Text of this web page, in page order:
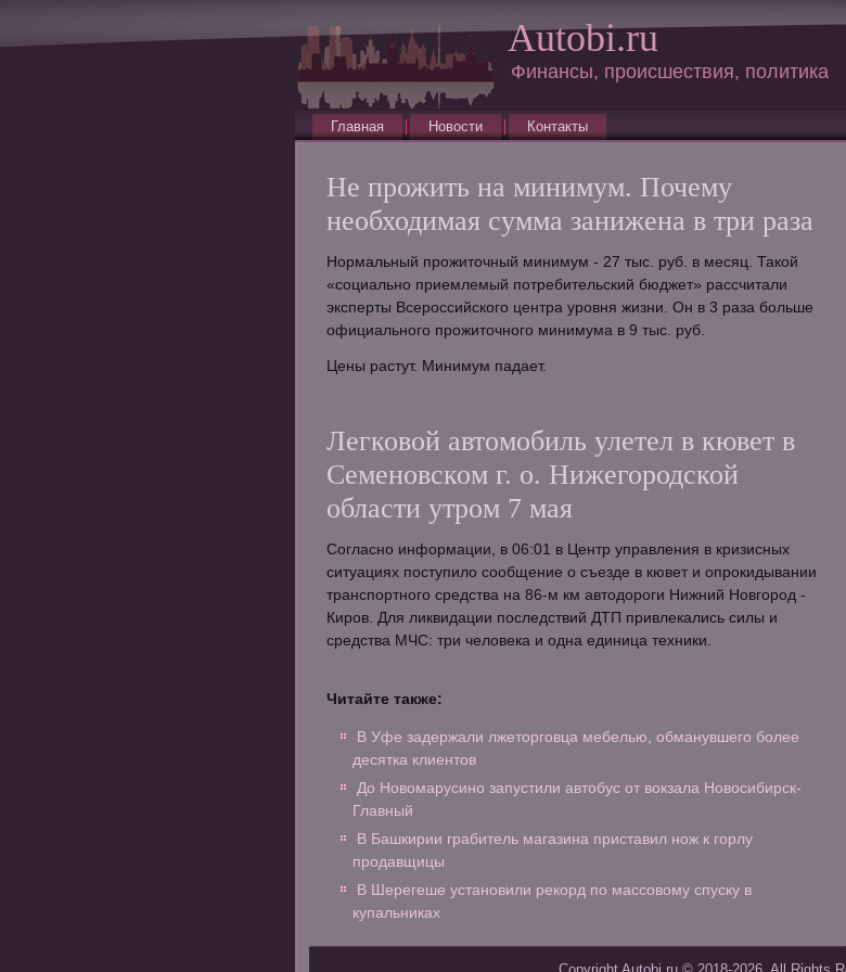
Autobi.ru
Финансы, происшествия, политика
Главная Новости Контакты
Не прожить на минимум. Почему
необходимая сумма занижена в три раза
Нормальный прожиточный минимум - 27 тыс. руб. в месяц. Такой
«социально приемлемый потребительский бюджет» рассчитали
эксперты Всероссийского центра уровня жизни. Он в 3 раза больше
официального прожиточного минимума в 9 тыс. руб.
Цены растут. Минимум падает.
Легковой автомобиль улетел в кювет в
Семеновском г. о. Нижегородской
области утром 7 мая
Согласно информации, в 06:01 в Центр управления в кризисных
ситуациях поступило сообщение о съезде в кювет и опрокидывании
транспортного средства на 86-м км автодороги Нижний Новгород -
Киров. Для ликвидации последствий ДТП привлекались силы и
средства МЧС: три человека и одна единица техники.
Читайте также:
В Уфе задержали лжеторговца мебелью, обманувшего более
десятка клиентов
До Новомарусино запустили автобус от вокзала Новосибирск-
Главный
В Башкирии грабитель магазина приставил нож к горлу
продавщицы
В Шерегеше установили рекорд по массовому спуску в
купальниках